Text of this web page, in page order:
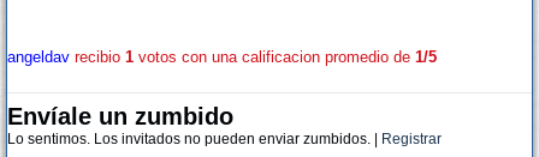
angeldav recibio 1 votos con una calificacion promedio de 1/5
Envíale un zumbido
Lo sentimos. Los invitados no pueden enviar zumbidos. | Registrar